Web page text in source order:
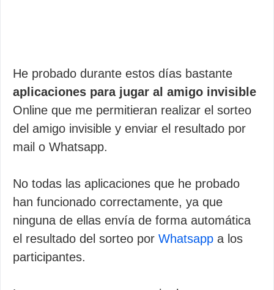
He probado durante estos días bastante
aplicaciones para jugar al amigo invisible
Online que me permitieran realizar el sorteo
del amigo invisible y enviar el resultado por
mail o Whatsapp.
No todas las aplicaciones que he probado
han funcionado correctamente, ya que
ninguna de ellas envía de forma automática
el resultado del sorteo por Whatsapp a los
participantes.